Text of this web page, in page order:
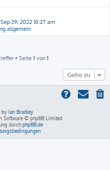
29, 2022 10:27 am
allgemein
• Seite 1 von 1
Gehe zu
by Ian Bradley
Software © phpBB Limited
durch phpBB.de